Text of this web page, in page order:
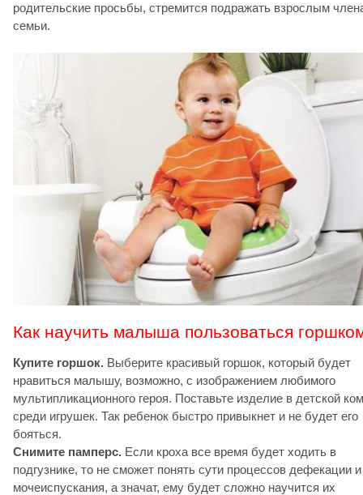
родительские просьбы, стремится подражать взрослым
семьи.
Как научить малыша пользоваться
Купите горшок. Выберите красивый горшок, который будет
нравиться малышу, возможно, с изображением любимого
мультипликационного героя. Поставьте изделие в детской
среди игрушек. Так ребенок быстро привыкнет и не будет его
бояться.
Снимите памперс. Если кроха все время будет ходить в
подгузнике, то не сможет понять сути процессов дефекации и
мочеиспускания, а значат, ему будет сложно научится их